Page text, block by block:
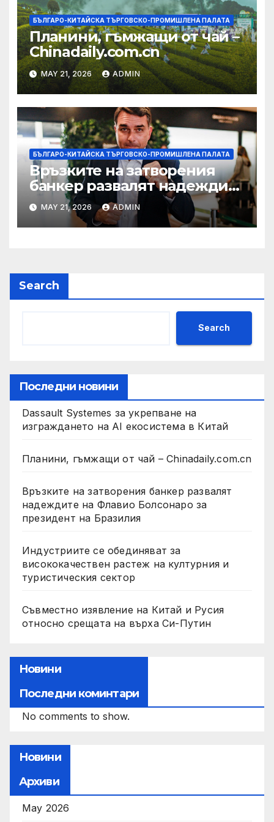
БЪЛГАРО-КИТАЙСКА ТЪРГОВСКО-ПРОМИШЛЕНА ПАЛАТА
Планини, гъмжащи от чай –
Chinadaily.com.cn
MAY 21, 2026 ADMIN
БЪЛГАРО-КИТАЙСКА ТЪРГОВСКО-ПРОМИШЛЕНА ПАЛАТА
Връзките на затворения
банкер развалят надеждите
на Флавио Болсонаро за
президент на Бразилия
MAY 21, 2026 ADMIN
Search
Search
Последни новини
Dassault Systemes за укрепване на
изграждането на AI екосистема в Китай
Планини, гъмжащи от чай – Chinadaily.com.cn
Връзките на затворения банкер развалят
надеждите на Флавио Болсонаро за
президент на Бразилия
Индустриите се обединяват за
висококачествен растеж на културния и
туристическия сектор
Съвместно изявление на Китай и Русия
относно срещата на върха Си-Путин
Новини
Последни коминтари
No comments to show.
Новини
Архиви
May 2026